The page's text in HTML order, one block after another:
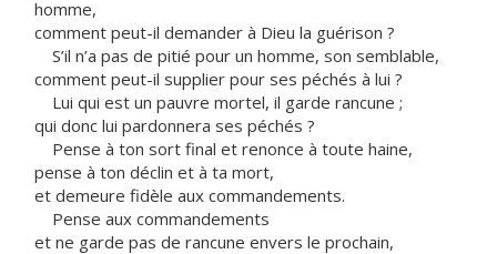
homme,
comment peut-il demander à Dieu la guérison ?
S’il n’a pas de pitié pour un homme, son semblable,
comment peut-il supplier pour ses péchés à lui ?
Lui qui est un pauvre mortel, il garde rancune ;
qui donc lui pardonnera ses péchés ?
Pense à ton sort final et renonce à toute haine,
pense à ton déclin et à ta mort,
et demeure fidèle aux commandements.
Pense aux commandements
et ne garde pas de rancune envers le prochain,